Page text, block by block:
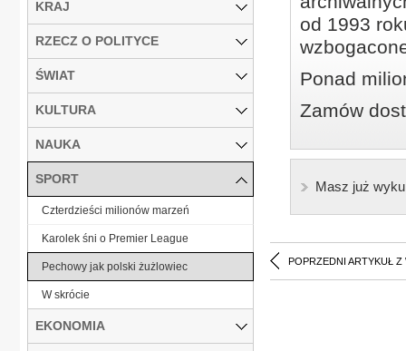
od 1993
Ponad
Zamów
Masz już
POPRZEDNI ARTYKUŁ Z
KRAJ
RZECZ O POLITYCE
ŚWIAT
KULTURA
NAUKA
SPORT
Czterdzieści milionów marzeń
Karolek śni o Premier League
Pechowy jak polski żużlowiec
W skrócie
EKONOMIA